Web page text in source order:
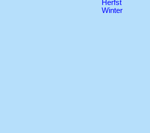
Herfst
Winter